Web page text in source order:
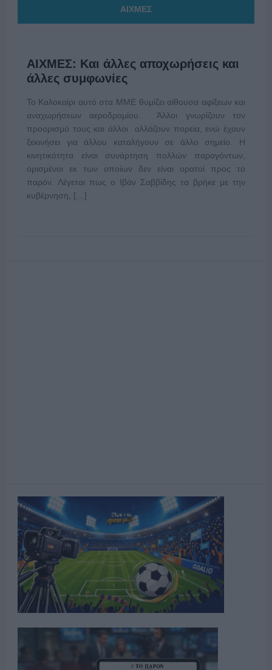
ΑΙΧΜΕΣ
ΑΙΧΜΕΣ: Και άλλες αποχωρήσεις και
άλλες συμφωνίες
Το Καλοκαίρι αυτό στα ΜΜΕ θυμίζει αίθουσα αφίξεων και
αναχωρήσεων αεροδρομίου. Άλλοι γνωρίζουν τον
προορισμό τους και άλλοι αλλάζουν πορεία, ενώ έχουν
ξεκινήσει για άλλου καταλήγουν σε άλλο σημείο. Η
κινητικότητα είναι συνάρτηση πολλών παραγόντων,
ορισμένοι εκ των οποίων δεν είναι ορατοί προς το
παρόν. Λέγεται πως ο Ιβάν Σαββίδης τα βρήκε με την
κυβέρνηση, […]